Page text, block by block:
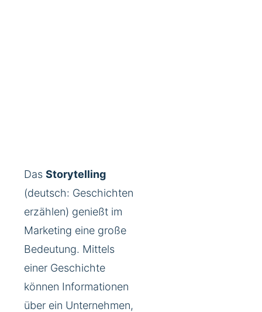
Das Storytelling
(deutsch: Geschichten
erzählen) genießt im
Marketing eine große
Bedeutung. Mittels
einer Geschichte
können Informationen
über ein Unternehmen,